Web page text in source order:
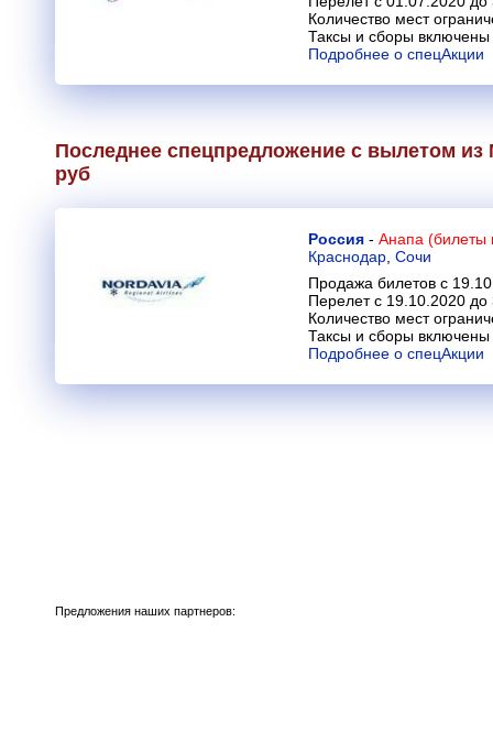
Количество мест
Таксы и сборы включены
Подробнее о спецАкции
Последнее спецпредложение с вылетом
руб
Россия - Анапа (билеты
Краснодар Сочи
Продажа билетов с
Перелет с 19.10.2020 до
Количество мест
Таксы и сборы включены
Подробнее о спецАкции
Предложения наших партнеров: